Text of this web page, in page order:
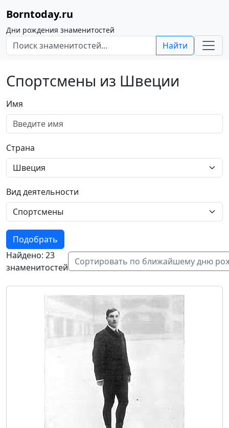
Borntoday.ru
Дни рождения знаменитостей
Найти
Спортсмены из Швеции
Имя
Страна
Вид деятельности
Подобрать
Найдено: 23
знаменитостей
Сортировать по ближайшему дню